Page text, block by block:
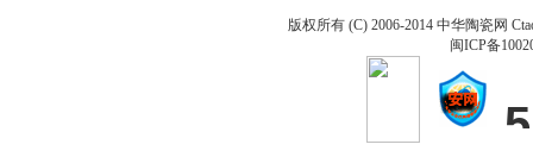
版权所有 (C) 2006-2014 中华陶瓷网
闽ICP备